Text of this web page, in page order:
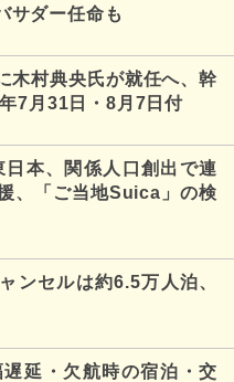
サダー任命も
木村典央氏が就任へ、幹
7月31日・8月7日付
本、関係人口創出で連
、「ご当地Suica」の検
ンセルは約6.5万人泊、
延・欠航時の宿泊・交